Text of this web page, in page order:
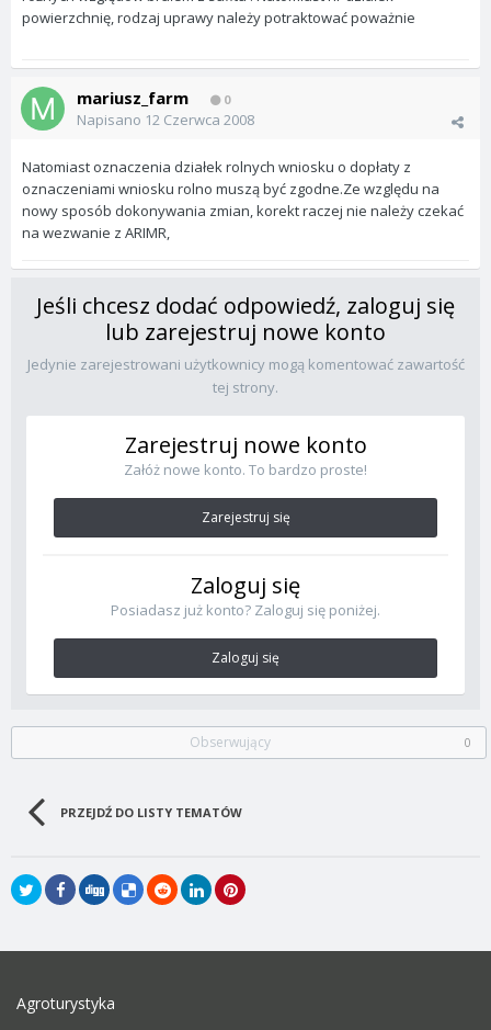
powierzchnię, rodzaj uprawy należy potraktować poważnie
mariusz_farm 0
Napisano 12 Czerwca 2008
Natomiast oznaczenia działek rolnych wniosku o dopłaty z
oznaczeniami wniosku rolno muszą być zgodne.Ze względu na
nowy sposób dokonywania zmian, korekt raczej nie należy czekać
na wezwanie z ARIMR,
Jeśli chcesz dodać odpowiedź, zaloguj się
lub zarejestruj nowe konto
Jedynie zarejestrowani użytkownicy mogą komentować zawartość
tej strony.
Zarejestruj nowe konto
Załóż nowe konto. To bardzo proste!
Zarejestruj się
Zaloguj się
Posiadasz już konto? Zaloguj się poniżej.
Zaloguj się
Obserwujący 0
PRZEJDŹ DO LISTY TEMATÓW
Agroturystyka